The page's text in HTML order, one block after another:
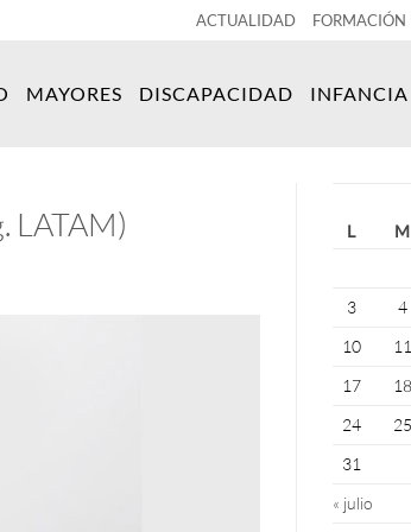
ACTUALIDAD FORMACIÓN
MAYORES DISCAPACIDAD INFANCIA
LATAM) L M
3
4
10
11
17
18
24
25
31
« julio